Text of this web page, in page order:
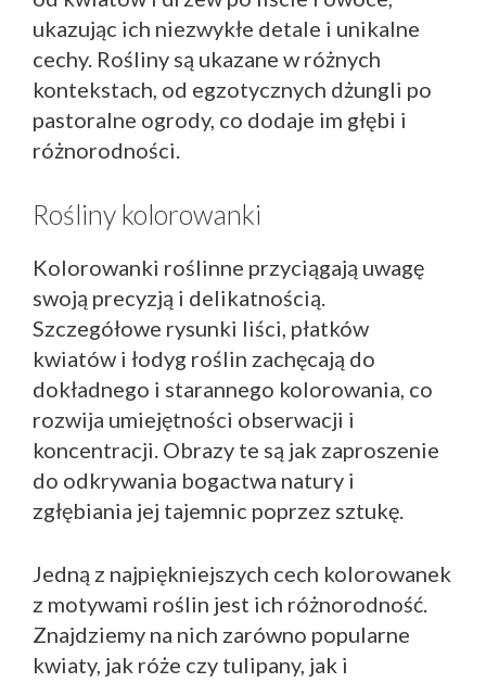
ukazując ich niezwykłe detale i unikalne
cechy. Rośliny są ukazane w różnych
kontekstach, od egzotycznych dżungli po
pastoralne ogrody, co dodaje im głębi i
różnorodności.
Rośliny kolorowanki
Kolorowanki roślinne przyciągają uwagę
swoją precyzją i delikatnością.
Szczegółowe rysunki liści, płatków
kwiatów i łodyg roślin zachęcają do
dokładnego i starannego kolorowania, co
rozwija umiejętności obserwacji i
koncentracji. Obrazy te są jak zaproszenie
do odkrywania bogactwa natury i
zgłębiania jej tajemnic poprzez sztukę.
Jedną z najpiękniejszych cech kolorowanek
z motywami roślin jest ich różnorodność.
Znajdziemy na nich zarówno popularne
kwiaty, jak róże czy tulipany, jak i